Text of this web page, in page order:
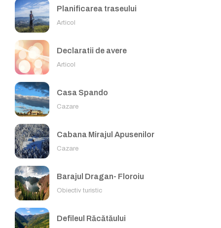
Planificarea traseului
Articol
Declaratii de avere
Articol
Casa Spando
Cazare
Cabana Mirajul Apusenilor
Cazare
Barajul Dragan- Floroiu
Obiectiv turistic
Defileul Răcătăului